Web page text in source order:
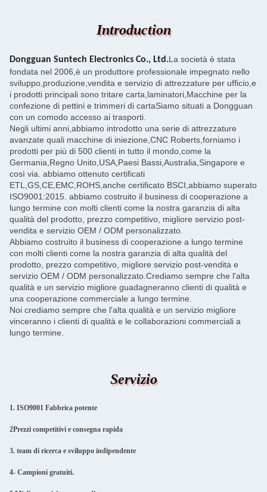
Introduction
Dongguan Suntech Electronics Co., Ltd.La società è stata
fondata nel 2006,è un produttore professionale impegnato nello
sviluppo,produzione,vendita e servizio di attrezzature per ufficio,e
i prodotti principali sono tritare carta,laminatori,Macchine per la
confezione di pettini e trimmeri di cartaSiamo situati a Dongguan
con un comodo accesso ai trasporti.
Negli ultimi anni,abbiamo introdotto una serie di attrezzature
avanzate quali macchine di iniezione,CNC Roberts,forniamo i
prodotti per più di 500 clienti in tutto il mondo,come la
Germania,Regno Unito,USA,Paesi Bassi,Australia,Singapore e
così via. abbiamo ottenuto certificati
ETL,GS,CE,EMC,ROHS,anche certificato BSCI,abbiamo superato
ISO9001:2015. abbiamo costruito il business di cooperazione a
lungo termine con molti clienti come la nostra garanzia di alta
qualità del prodotto, prezzo competitivo, migliore servizio post-
vendita e servizio OEM / ODM personalizzato.
Abbiamo costruito il business di cooperazione a lungo termine
con molti clienti come la nostra garanzia di alta qualità del
prodotto, prezzo competitivo, migliore servizio post-vendita e
servizio OEM / ODM personalizzato.Crediamo sempre che l'alta
qualità e un servizio migliore guadagneranno clienti di qualità e
una cooperazione commerciale a lungo termine.
Noi crediamo sempre che l'alta qualità e un servizio migliore
vinceranno i clienti di qualità e le collaborazioni commerciali a
lungo termine.
Servizio
1. ISO9001 Fabbrica potente
2Prezzi competitivi e consegna rapida
3. team di ricerca e sviluppo indipendente
4- Campioni gratuiti.